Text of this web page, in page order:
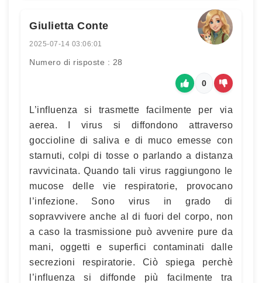
Giulietta Conte
2025-07-14 03:06:01
Numero di risposte : 28
0
L’influenza si trasmette facilmente per via
aerea. I virus si diffondono attraverso
goccioline di saliva e di muco emesse con
starnuti, colpi di tosse o parlando a distanza
ravvicinata. Quando tali virus raggiungono le
mucose delle vie respiratorie, provocano
l’infezione. Sono virus in grado di
sopravvivere anche al di fuori del corpo, non
a caso la trasmissione può avvenire pure da
mani, oggetti e superfici contaminati dalle
secrezioni respiratorie. Ciò spiega perchè
l’influenza si diffonde più facilmente tra